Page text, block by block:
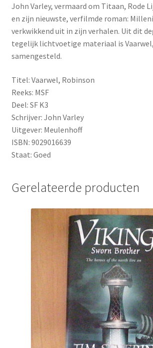
John Varley, vermaard om Titaan, Rode
en zijn nieuwste, verfilmde roman:
verkwikkend uit in zijn verhalen. Uit dit
tegelijk lichtvoetige materiaal is
samengesteld.
Titel: Vaarwel, Robinson
Reeks: MSF
Deel: SF K3
Schrijver: John Varley
Uitgever: Meulenhoff
ISBN: 9029016639
Staat: Goed
Gerelateerde producten